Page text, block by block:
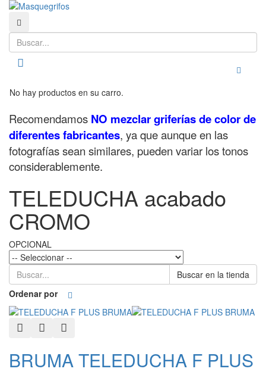
Buscar
Toggle
No hay productos en su carro.
Recomendamos NO mezclar griferías de color de
diferentes fabricantes, ya que aunque en las
fotografías sean similares, pueden variar los tonos
considerablemente.
TELEDUCHA acabado
CROMO
OPCIONAL
Buscar en la tienda
Ordenar por
Quick ViewAdd to Wishlist
BRUMA TELEDUCHA F PLUS